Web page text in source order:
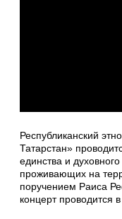
Республиканский
Татарстан»
единства и
проживающих на
поручением Раиса
концерт проводится